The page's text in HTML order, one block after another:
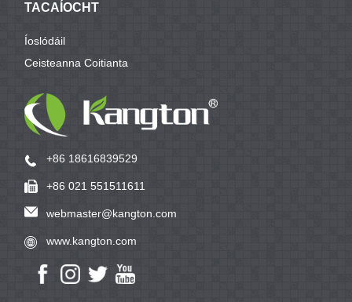
TACAÍOCHT
Íoslódáil
Ceisteanna Coitianta
+86 18616839529
+86 021 551511611
webmaster@kangton.com
www.kangton.com